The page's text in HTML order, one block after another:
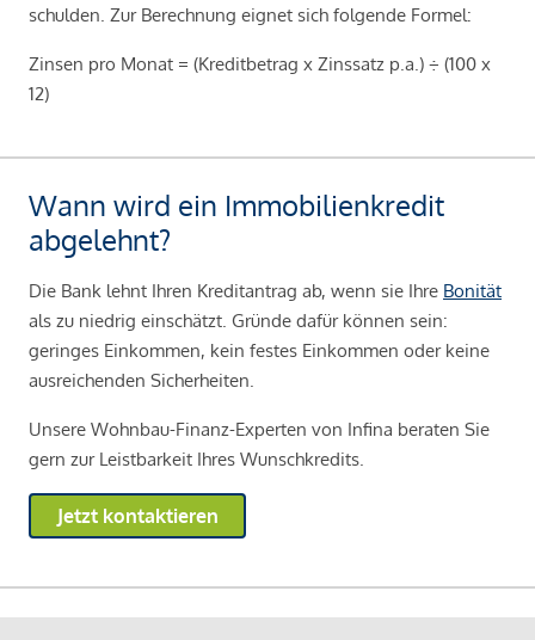
schulden. Zur Berechnung eignet sich folgende Formel:
Zinsen pro Monat = (Kreditbetrag x Zinssatz p.a.) ÷ (100 x
12)
Wann wird ein Immobilienkredit
abgelehnt?
Die Bank lehnt Ihren Kreditantrag ab, wenn sie Ihre Bonität
als zu niedrig einschätzt. Gründe dafür können sein:
geringes Einkommen, kein festes Einkommen oder keine
ausreichenden Sicherheiten.
Unsere Wohnbau-Finanz-Experten von Infina beraten Sie
gern zur Leistbarkeit Ihres Wunschkredits.
Jetzt kontaktieren